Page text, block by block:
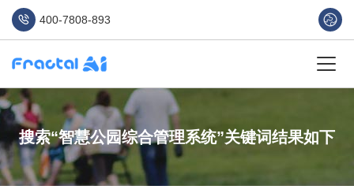
400-7808-893
搜索“智慧公园综合管理系统”关键词结果如下